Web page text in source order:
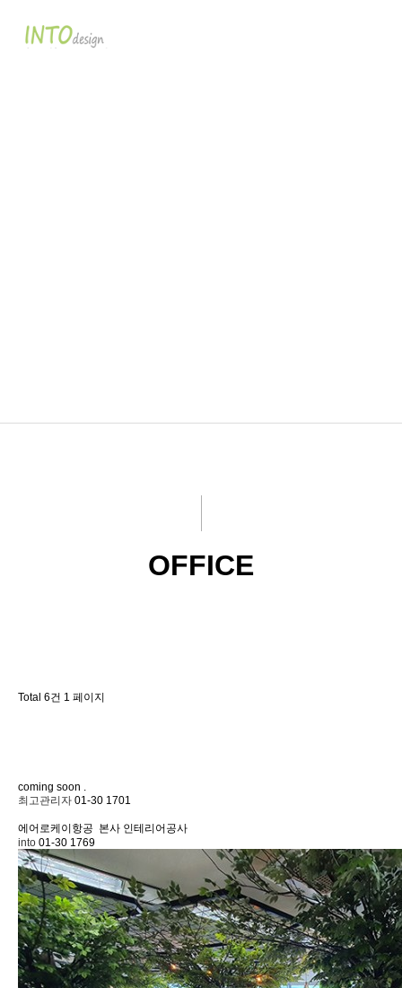
OFFICE
Total 6건 1 페이지
coming soon .
최고관리자 01-30 1701
에어로케이항공 본사 인테리어공사
into 01-30 1769